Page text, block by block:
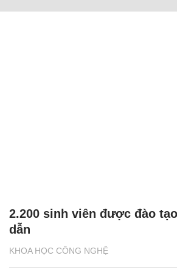
KHOA HỌC CÔNG NGHỆ
2.200 sinh viên được đào
dẫn